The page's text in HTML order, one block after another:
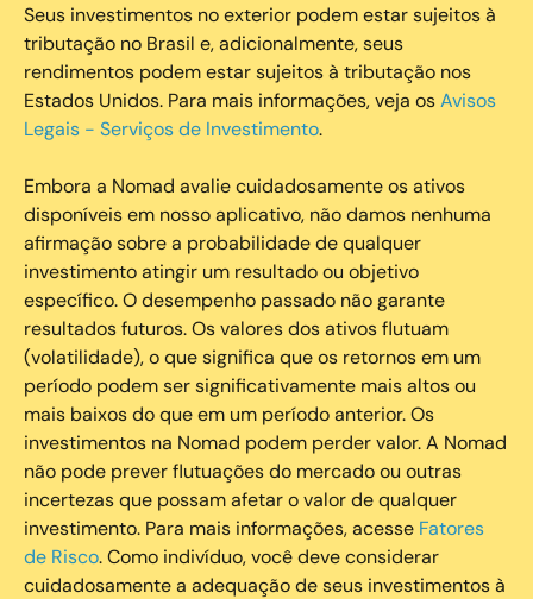
Seus investimentos no exterior podem estar sujeitos à
tributação no Brasil e, adicionalmente, seus
rendimentos podem estar sujeitos à tributação nos
Estados Unidos. Para mais informações, veja osAvisos
Legais - Serviços de Investimento.
Embora a Nomad avalie cuidadosamente os ativos
disponíveis em nosso aplicativo, não damos nenhuma
afirmação sobre a probabilidade de qualquer
investimento atingir um resultado ou objetivo
específico. O desempenho passado não garante
resultados futuros. Os valores dos ativos flutuam
(volatilidade), o que significa que os retornos em um
período podem ser significativamente mais altos ou
mais baixos do que em um período anterior. Os
investimentos na Nomad podem perder valor. A Nomad
não pode prever flutuações do mercado ou outras
incertezas que possam afetar o valor de qualquer
investimento. Para mais informações, acesse Fatores
de Risco. Como indivíduo, você deve considerar
cuidadosamente a adequação de seus investimentos à